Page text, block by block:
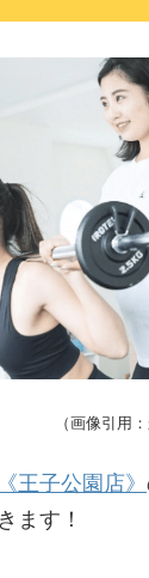
（画像引用
王子公園店》
ます！